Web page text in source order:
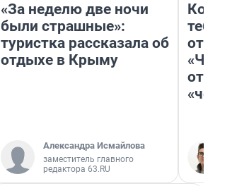
«За неделю две ночи
были страшные»:
туристка рассказала об
отдыхе в Крыму
Александра Исмайлова
заместитель главного
редактора 63.RU
тебя